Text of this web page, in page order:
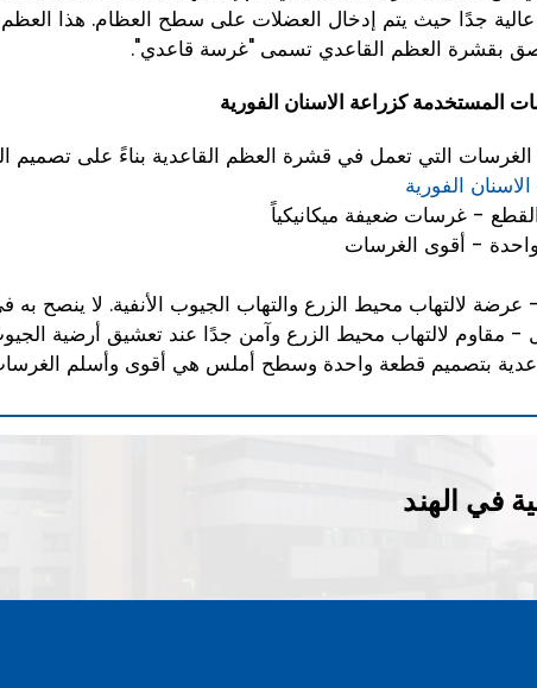
عالية جدًا حيث يتم إدخال العضلات على سطح العظام. هذا
بقشرة العظم القاعدي تسمى "غرسة قاعدي".
المستخدمة كزراعة الاسنان الفورية
التي تعمل في قشرة العظم القاعدية بناءً على تصميم
الفورية
- غرسات ضعيفة ميكانيكياً
- أقوى الغرسات
لالتهاب محيط الزرع والتهاب الجيوب الأنفية. لا ينصح به
لالتهاب محيط الزرع وآمن جدًا عند تعشيق أرضية الجيوب
بتصميم قطعة واحدة وسطح أملس هي أقوى وأسلم
في الهند